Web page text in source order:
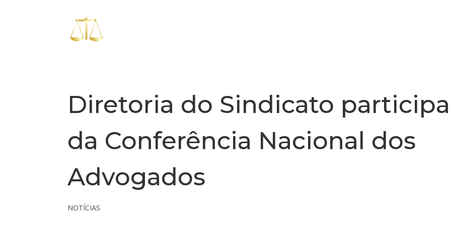
Diretoria do Sindicato participa
da Conferência Nacional dos
Advogados
NOTÍCIAS